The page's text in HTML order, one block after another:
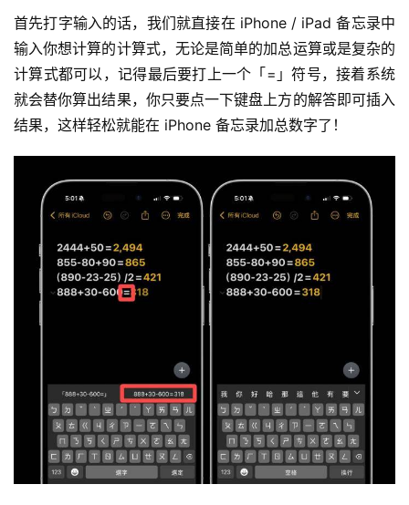
首先打字输入的话，我们就直接在 iPhone / iPad 备忘录中
输入你想计算的计算式，无论是简单的加总运算或是复杂的
计算式都可以，记得最后要打上一个「=」符号，接着系统
就会替你算出结果，你只要点一下键盘上方的解答即可插入
结果，这样轻松就能在 iPhone 备忘录加总数字了！